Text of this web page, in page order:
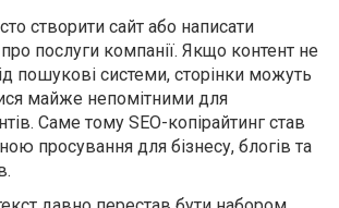
створити сайт або написати
про послуги компанії. Якщо контент не
пошукові системи, сторінки можуть
майже непомітними для
Саме тому SEO-копірайтинг став
просування для бізнесу, блогів та